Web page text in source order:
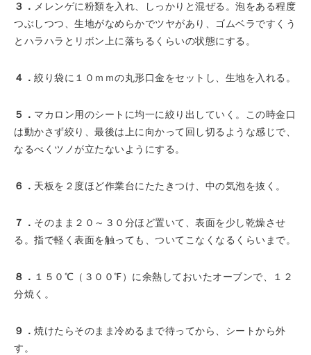
３． メレンゲに粉類を入れ、しっかりと混ぜる。泡をある程度
つぶしつつ、生地がなめらかでツヤがあり、ゴムベラですくう
とハラハラとリボン上に落ちるくらいの状態にする。
４． 絞り袋に１０ｍｍの丸形口金をセットし、生地を入れる。
５． マカロン用のシートに均一に絞り出していく。この時金口
は動かさず絞り、最後は上に向かって回し切るような感じで、
なるべくツノが立たないようにする。
６． 天板を２度ほど作業台にたたきつけ、中の気泡を抜く。
７． そのまま２０～３０分ほど置いて、表面を少し乾燥させ
る。指で軽く表面を触っても、ついてこなくなるくらいまで。
８． １５０℃（３００℉）に余熱しておいたオーブンで、１２
分焼く。
９． 焼けたらそのまま冷めるまで待ってから、シートから外
す。